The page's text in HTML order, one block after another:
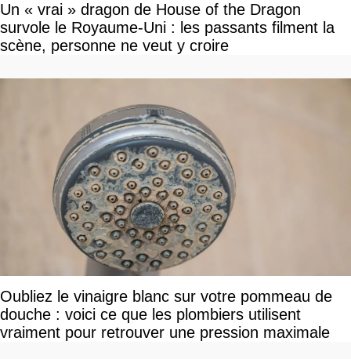
Un « vrai » dragon de House of the Dragon
survole le Royaume-Uni : les passants filment la
scène, personne ne veut y croire
Oubliez le vinaigre blanc sur votre pommeau de
douche : voici ce que les plombiers utilisent
vraiment pour retrouver une pression maximale